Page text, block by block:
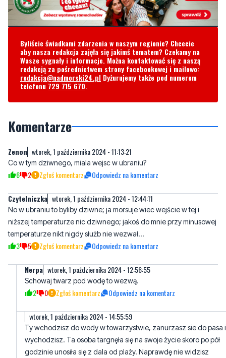
Byliście świadkami zdarzenia w naszym regionie? Chcecie
aby nasza redakcja zajęła się jakimś tematem? Czekamy na
Wasze sygnały i informacje. Można kontaktować się z naszą
redakcja@nadmorski24.plDyżurujemy także pod numerem
telefonu729 715 670.
Komentarze
Co w tym dziwnego, miala wejsc w ubraniu?
Czytelniczka wtorek, 1 października 2024 - 12:44:11
No w ubraniu to byliby dziwne; ja morsuje wiec wejście w tej i
temperaturze nikt nigdy służb nie wezwał...
3 5 Zgłoś komentarz Odpowiedz na komentarz
Nerpa wtorek, 1 października 2024 - 12:56:55
Schowaj twarz pod wodę to wezwą.
wtorek, 1 października 2024 - 14:55:59
Ty wchodzisz do wody w towarzystwie, zanurzasz sie do pasa i
godzinie unosiła się z dala od plaży. Naprawdę nie widzisz
różnicy?
Dobrze że ktoś zareagował, dzięki temu ta kobieta żyje i oby